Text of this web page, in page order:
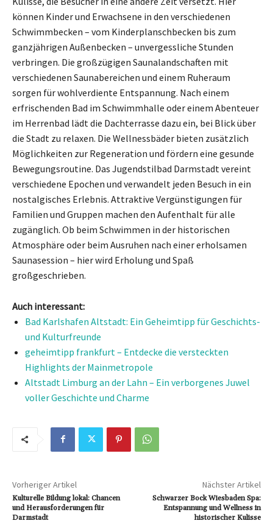
können Kinder und Erwachsene in den verschiedenen
Schwimmbecken – vom Kinderplanschbecken bis zum
ganzjährigen Außenbecken – unvergessliche Stunden
verbringen. Die großzügigen Saunalandschaften mit
verschiedenen Saunabereichen und einem Ruheraum
sorgen für wohlverdiente Entspannung. Nach einem
erfrischenden Bad im Schwimmhalle oder einem Abenteuer
im Herrenbad lädt die Dachterrasse dazu ein, bei Blick über
die Stadt zu relaxen. Die Wellnessbäder bieten zusätzlich
Möglichkeiten zur Regeneration und fördern eine gesunde
Bewegungsroutine. Das Jugendstilbad Darmstadt vereint
verschiedene Epochen und verwandelt jeden Besuch in ein
nostalgisches Erlebnis. Attraktive Vergünstigungen für
Familien und Gruppen machen den Aufenthalt für alle
zugänglich. Ob beim Schwimmen in der historischen
Atmosphäre oder beim Ausruhen nach einer erholsamen
Saunasession – hier wird Erholung und Spaß
großgeschrieben.
Auch interessant:
Bad Karlshafen Altstadt: Ein Geheimtipp für Geschichts-
und Kulturfreunde
geheimtipp frankfurt – Entdecke die versteckten
Highlights der Mainmetropole
Altstadt Limburg an der Lahn – Ein verborgenes Juwel
voller Geschichte und Charme
Vorheriger Artikel
Kulturelle Bildung lokal: Chancen
und Herausforderungen für
Darmstadt
Nächster Artikel
Schwarzer Bock Wiesbaden Spa:
Entspannung und Wellness in
historischer Kulisse